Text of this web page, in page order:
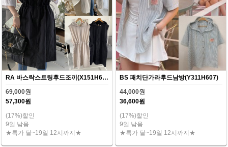
RA 바스락스트링후드조끼(X151H607)
69,000원
57,300원
(17%)할인
9일 남음
★특가 딜~19일 12시까지★
BS 패치단가라후드남방(Y311H607)
44,000원
36,600원
(17%)할인
9일 남음
★특가 딜~19일 12시까지★